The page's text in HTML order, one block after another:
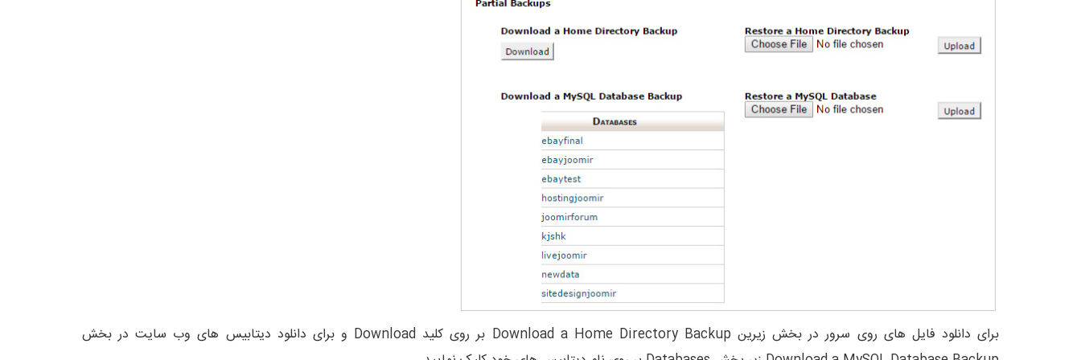
برای دانلود فایل های روی سرور در بخش زیرین Download a Home Directory Backup بر روی کلید Download و برای دانلود دیتابیس های وب سایت در بخش